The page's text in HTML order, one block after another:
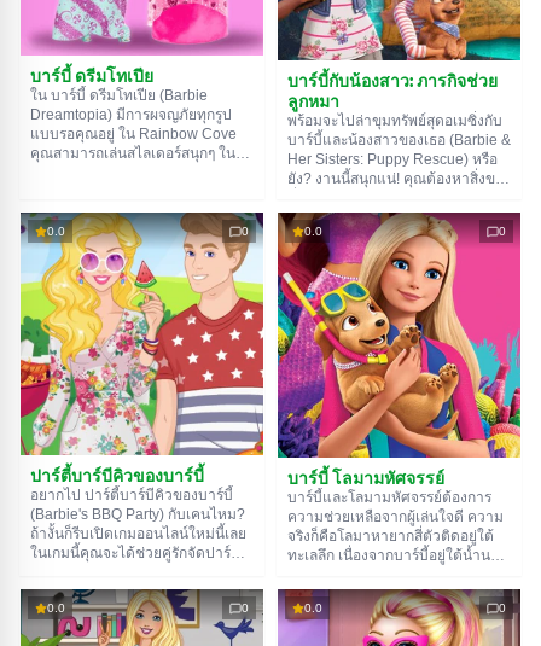
บาร์บี้ ดรีมโทเปีย
ใน บาร์บี้ ดรีมโทเปีย (Barbie
Dreamtopia) มีการผจญภัยทุกรูป
แบบรอคุณอยู่ ใน Rainbow Cove
คุณสามารถเล่นสไลเดอร์สนุกๆ ใน
หาจุดต่างระหว่างรูปภาพ Glitter
Mountain มีพัซเซิลที่ไม่เหมือนใคร
ซึ่งคุณต้องประกอบขนมหวานจาก
ชิ้นส่วนของขนมต่างๆ เข้าด้วยกัน
บาร์บี้กับน้องสาว: ภารกิจช่วย
ลูกหมา
พร้อมจะไปล่าขุมทรัพย์สุดอเมซิ่งกับ
บาร์บี้และน้องสาวของเธอ (Barbie &
Her Sisters: Puppy Rescue) หรือ
ยัง? งานนี้สนุกแน่! คุณต้องหาสิ่งของ
ไปทั่ว อ้อ คุณต้องหาตัวพวกมันให้
เจอด้วยนะ คุณจะต้องค้นหาในสถาน
ที่ต่างๆ ตั้งแต่ห้องในบ้านไปจนถึง
สวนสาธารณะสุดแปลกตา อย่าลืม
นะว่าคุณสามารถเลื่อนดูสถานที่
ต่างๆ ได้โดยกดคลิกซ้ายค้างไว้
0.0 0
ปาร์ตี้บาร์บีคิวของบาร์บี้
อยากไป ปาร์ตี้บาร์บีคิวของบาร์บี้
(Barbie's BBQ Party) กับเคนไหม?
ถ้างั้นก็รีบเปิดเกมออนไลน์ใหม่นี้เลย
ในเกมนี้คุณจะได้ช่วยคู่รักจัดปาร์ตี้ที่
สุดเก๋ให้แขก จัดโต๊ะ และเลือกชุดให้
เจ้าภาพ น่าเสียดายที่คุณไม่สามารถ
ชิมอาหารที่เสิร์ฟได้ เพราะมันดูน่า
0.0 0
บาร์บี้ โลมามหัศจรรย์
บาร์บี้และโลมามหัศจรรย์ต้องการ
ความช่วยเหลือจากผู้เล่นใจดี ความ
จริงก็คือโลมาหายากสี่ตัวติดอยู่ใต้
ทะเลลึก เนื่องจากบาร์บี้อยู่ใต้น้ำนาน
เรา ภายใต้การควบคุมของเรา เธอ
พร้อมที่จะสำรวจเขาวงกต เก็บ
เปลือกหอย และช่วยชีวิตสัตว์ผู้
0.0 0 0.0 0